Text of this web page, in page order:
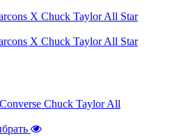
Chuck Taylor All